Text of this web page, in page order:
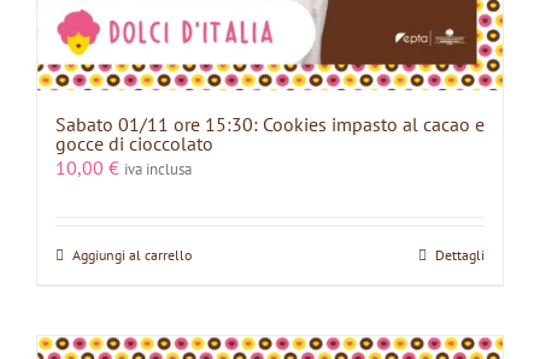
Sabato 01/11 ore 15:30: Cookies impasto al cacao e
gocce di cioccolato
10,00 € iva inclusa
Aggiungi al carrello Dettagli